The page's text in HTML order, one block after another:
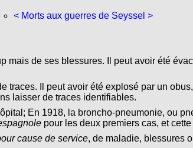
< Morts aux guerres de Seyssel >
mais de ses blessures. Il peut avoir été
traces. Il peut avoir été explosé par un
laisser de traces identifiables.
En 1918, la broncho-pneumonie, ou
pour les deux premiers cas, et
cause de service, de maladie, blessures